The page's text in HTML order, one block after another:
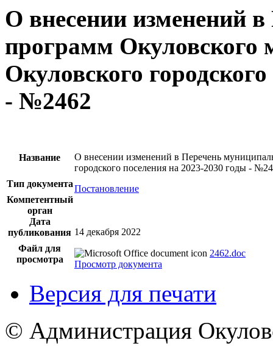
О внесении изменений
программ Окуловского
Окуловского
- №2462
Название
О внесении изменений в Перечень
городского поселения на 2023-2030 годы -
Тип документаПостановление
Компетентный
орган
Дата
публикования 14 декабря 2022
Файл для
просмотра
2462.doc
Просмотр документа
Версия для печати
© Администрация